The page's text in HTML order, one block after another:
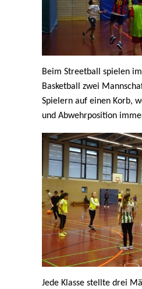
Beim Streetball spielen
Basketball zwei
Spielern auf einen Korb,
und Abwehrposition
Jede Klasse stellte drei